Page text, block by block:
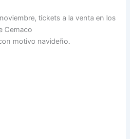
tickets a la venta en los
Cemaco
motivo navideño.